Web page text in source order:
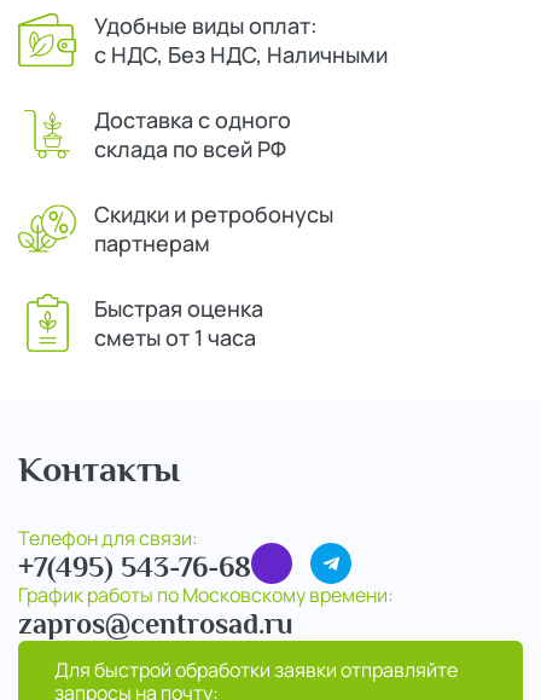
Удобные виды оплат:
с НДС, Без НДС, Наличными
Доставка с одного
склада по всей РФ
Скидки и ретробонусы
партнерам
Быстрая оценка
сметы от 1 часа
Контакты
Телефон для связи:
+7(495) 543-76-68
График работы по Московскому времени:
zapros@centrosad.ru
Для быстрой обработки заявки отправляйте
запросы на почту: